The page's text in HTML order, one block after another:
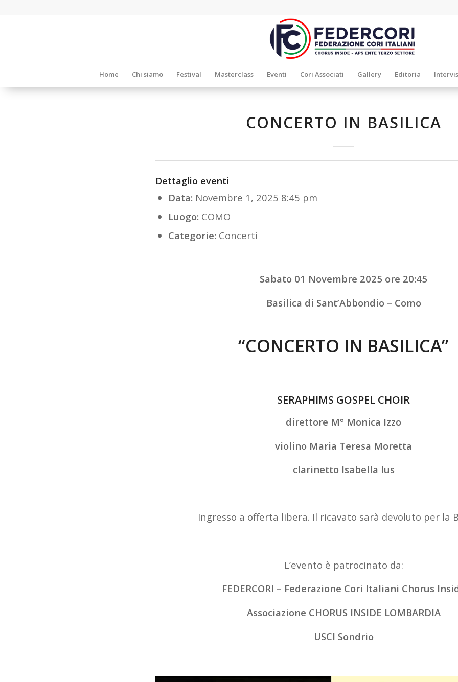
Home Chi siamo Festival Masterclass Eventi Cori Associati Gallery Editoria
CONCERTO IN BASILICA
Dettaglio eventi
Data: Novembre 1, 2025 8:45 pm
Luogo: COMO
Categorie: Concerti
Sabato 01 Novembre 2025 ore 20:45
Basilica di Sant’Abbondio – Como
“CONCERTO IN BASILICA”
SERAPHIMS GOSPEL CHOIR
direttore M° Monica Izzo
violino Maria Teresa Moretta
clarinetto Isabella Ius
Ingresso a offerta libera. Il ricavato sarà devoluto per la
L’evento è patrocinato da:
FEDERCORI – Federazione Cori Italiani Chorus
Associazione CHORUS INSIDE LOMBARDIA
USCI Sondrio